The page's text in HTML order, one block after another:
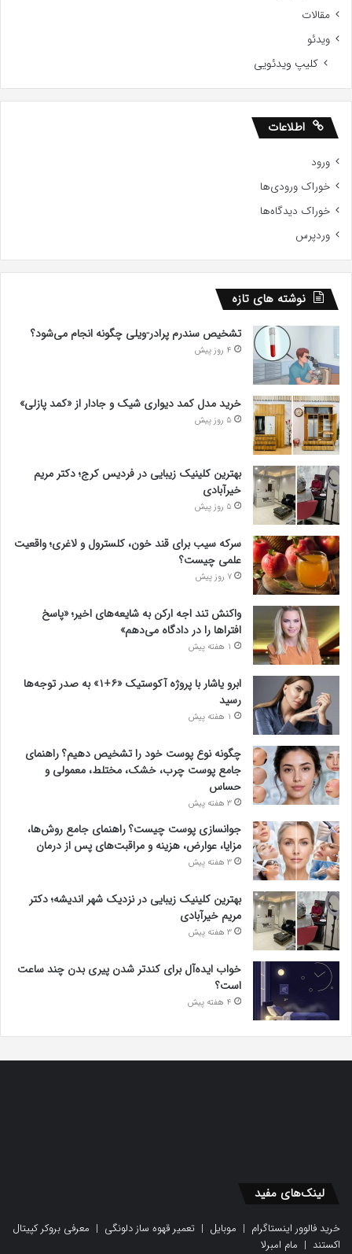
مقالات
ویدئو
کلیپ ویدئویی
اطلاعات
ورود
خوراک ورودی‌ها
خوراک دیدگاه‌ها
وردپرس
نوشته های تازه
تشخیص سندرم پرادر-ویلی چگونه انجام می‌شود؟
4 روز پیش
خرید مدل کمد دیواری شیک و جادار از «کمد پازلی»
5 روز پیش
بهترین کلینیک زیبایی در فردیس کرج؛ دکتر مریم
خیرآبادی
5 روز پیش
سرکه سیب برای قند خون، کلسترول و لاغری؛ واقعیت
علمی چیست؟
7 روز پیش
واکنش تند اجه ارکن به شایعه‌های اخیر؛ «پاسخ
افتراها را در دادگاه می‌دهم»
1 هفته پیش
ابرو یاشار با پروژه آکوستیک «۶+۱» به صدر توجه‌ها
رسید
1 هفته پیش
چگونه نوع پوست خود را تشخیص دهیم؟ راهنمای
جامع پوست چرب، خشک، مختلط، معمولی و
حساس
3 هفته پیش
جوانسازی پوست چیست؟ راهنمای جامع روش‌ها،
مزایا، عوارض، هزینه و مراقبت‌های پس از درمان
3 هفته پیش
بهترین کلینیک زیبایی در نزدیک شهر اندیشه؛ دکتر
مریم خیرآبادی
3 هفته پیش
خواب ایده‌آل برای کندتر شدن پیری بدن چند ساعت
است؟
4 هفته پیش
لینک‌های مفید
خرید فالوور اینستاگرام | موبایل | تعمیر قهوه ساز دلونگی | معرفی بروکر کپیتال
اکستند | مام امبرلا